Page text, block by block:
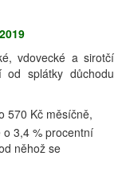
vdovecké a sirotčí
splátky důchodu
570 Kč měsíčně,
3,4 % procentní
něhož se